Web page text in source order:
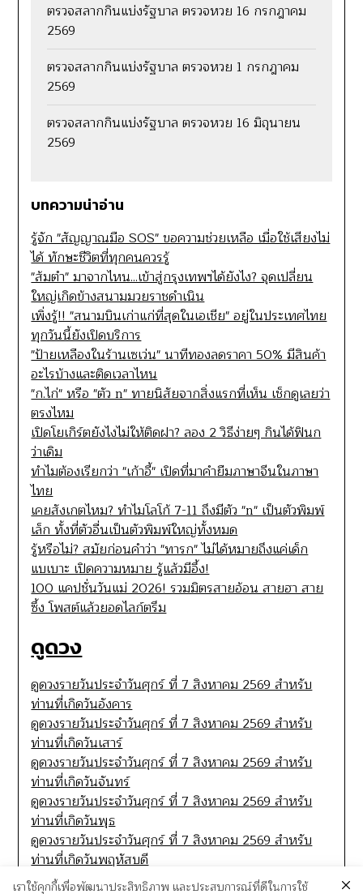
ตรวจสลากกินแบ่งรัฐบาล ตรวจหวย 16 กรกฎาคม
2569
ตรวจสลากกินแบ่งรัฐบาล ตรวจหวย 1 กรกฎาคม
2569
ตรวจสลากกินแบ่งรัฐบาล ตรวจหวย 16 มิถุนายน
2569
บทความน่าอ่าน
รู้จัก "สัญญาณมือ SOS" ขอความช่วยเหลือ เมื่อใช้เสียงไม่
ได้ ทักษะชีวิตที่ทุกคนควรรู้
"ส้มตำ" มาจากไหน...เข้าสู่กรุงเทพฯได้ยังไง? จุดเปลี่ยน
ใหญ่เกิดข้างสนามมวยราชดำเนิน
เพิ่งรู้!! "สนามบินเก่าแก่ที่สุดในเอเชีย" อยู่ในประเทศไทย
ทุกวันนี้ยังเปิดบริการ
"ป้ายเหลืองในร้านเซเว่น" นาทีทองลดราคา 50% มีสินค้า
อะไรบ้างและติดเวลาไหน
"ก.ไก่" หรือ "ตัว n" ทายนิสัยจากสิ่งแรกที่เห็น เช็กดูเลยว่า
ตรงไหม
เปิดโยเกิร์ตยังไงไม่ให้ติดฝา? ลอง 2 วิธีง่ายๆ กินได้ฟินก
ว่าเดิม
ทำไมต้องเรียกว่า "เก้าอี้" เปิดที่มาคำยืมภาษาจีนในภาษา
ไทย
เคยสังเกตไหม? ทำไมโลโก้ 7-11 ถึงมีตัว "n" เป็นตัวพิมพ์
เล็ก ทั้งที่ตัวอื่นเป็นตัวพิมพ์ใหญ่ทั้งหมด
รู้หรือไม่? สมัยก่อนคำว่า "ทารก" ไม่ได้หมายถึงแค่เด็ก
แบเบาะ เปิดความหมาย รู้แล้วมีอึ้ง!
100 แคปชั่นวันแม่ 2026! รวมมิตรสายอ้อน สายฮา สาย
ซึ้ง โพสต์แล้วยอดไลก์ตรึม
ดูดวง
ดูดวงรายวันประจำวันศุกร์ ที่ 7 สิงหาคม 2569 สำหรับ
ท่านที่เกิดวันอังคาร
ดูดวงรายวันประจำวันศุกร์ ที่ 7 สิงหาคม 2569 สำหรับ
ท่านที่เกิดวันเสาร์
ดูดวงรายวันประจำวันศุกร์ ที่ 7 สิงหาคม 2569 สำหรับ
ท่านที่เกิดวันจันทร์
ดูดวงรายวันประจำวันศุกร์ ที่ 7 สิงหาคม 2569 สำหรับ
ท่านที่เกิดวันพุธ
ดูดวงรายวันประจำวันศุกร์ ที่ 7 สิงหาคม 2569 สำหรับ
ท่านที่เกิดวันพฤหัสบดี
เราใช้คุกกี้เพื่อพัฒนาประสิทธิภาพ และประสบการณ์ที่ดีในการใช้